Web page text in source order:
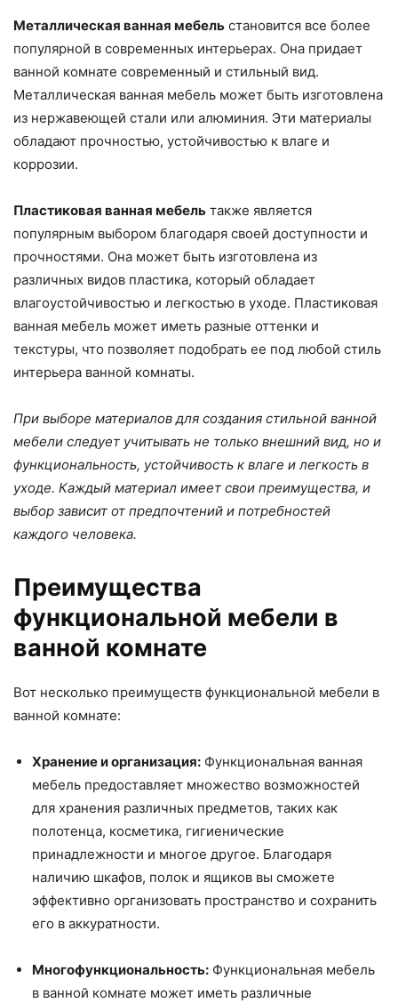
Металлическая ванная мебель становится все более
популярной в современных интерьерах. Она придает
ванной комнате современный и стильный вид.
Металлическая ванная мебель может быть изготовлена
из нержавеющей стали или алюминия. Эти материалы
обладают прочностью, устойчивостью к влаге и
коррозии.
Пластиковая ванная мебель также является
популярным выбором благодаря своей доступности и
прочностями. Она может быть изготовлена из
различных видов пластика, который обладает
влагоустойчивостью и легкостью в уходе. Пластиковая
ванная мебель может иметь разные оттенки и
текстуры, что позволяет подобрать ее под любой стиль
интерьера ванной комнаты.
При выборе материалов для создания стильной ванной
мебели следует учитывать не только внешний вид, но и
функциональность, устойчивость к влаге и легкость в
уходе. Каждый материал имеет свои преимущества, и
выбор зависит от предпочтений и потребностей
каждого человека.
Преимущества
функциональной мебели в
ванной комнате
Вот несколько преимуществ функциональной мебели в
ванной комнате:
Хранение и организация: Функциональная ванная
мебель предоставляет множество возможностей
для хранения различных предметов, таких как
полотенца, косметика, гигиенические
принадлежности и многое другое. Благодаря
наличию шкафов, полок и ящиков вы сможете
эффективно организовать пространство и сохранить
его в аккуратности.
Многофункциональность: Функциональная мебель
в ванной комнате может иметь различные